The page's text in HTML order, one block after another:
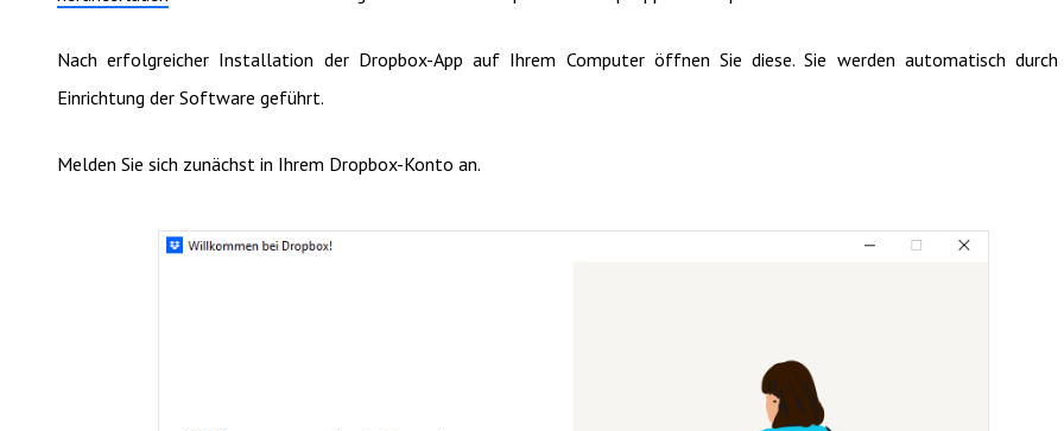
Nach erfolgreicher Installation der Dropbox-App auf Ihrem Computer öffnen Sie diese. Sie werden automatisch durch
Einrichtung der Software geführt.
Melden Sie sich zunächst in Ihrem Dropbox-Konto an.